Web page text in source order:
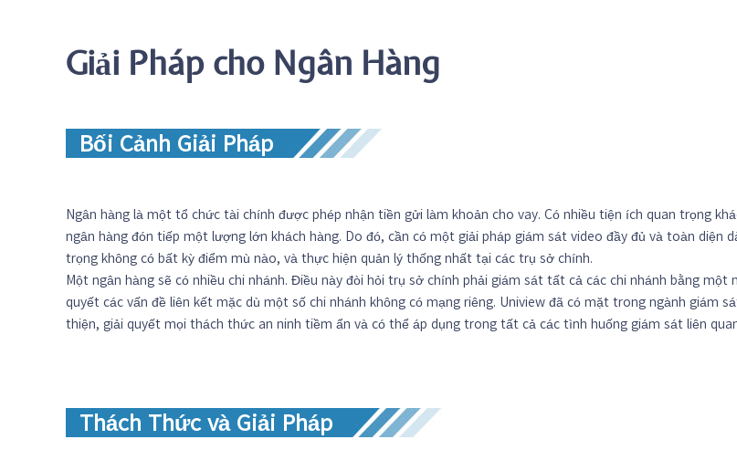
Giải Pháp cho Ngân Hàng
Bối Cảnh Giải Pháp
Ngân hàng là một tổ chức tài chính được phép nhận tiền gửi làm khoản cho vay. Có nhiều tiện ích quan trọng
ngân hàng đón tiếp một lượng lớn khách hàng. Do đó, cần có một giải pháp giám sát video đầy đủ và toàn diện
trọng không có bất kỳ điểm mù nào, và thực hiện quản lý thống nhất tại các trụ sở chính.
Một ngân hàng sẽ có nhiều chi nhánh. Điều này đòi hỏi trụ sở chính phải giám sát tất cả các chi nhánh bằng một
quyết các vấn đề liên kết mặc dù một số chi nhánh không có mạng riêng. Uniview đã có mặt trong ngành giám
thiện, giải quyết mọi thách thức an ninh tiềm ẩn và có thể áp dụng trong tất cả các tình huống giám sát liên
Thách Thức và Giải Pháp